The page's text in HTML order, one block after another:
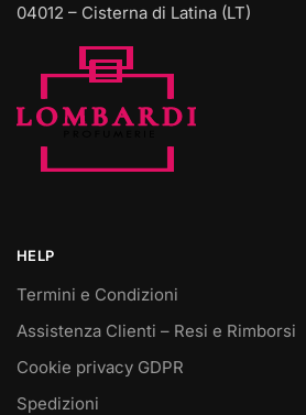
04012 – Cisterna di Latina (LT)
HELP
Termini e Condizioni
Assistenza Clienti – Resi e Rimborsi
Cookie privacy GDPR
Spedizioni